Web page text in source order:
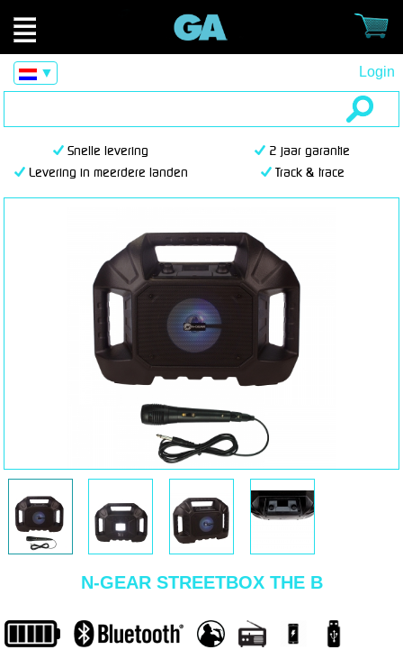
Login
▼
Snelle levering
2 jaar garantie
Levering in meerdere landen
Track & trace
N-GEAR STREETBOX THE B